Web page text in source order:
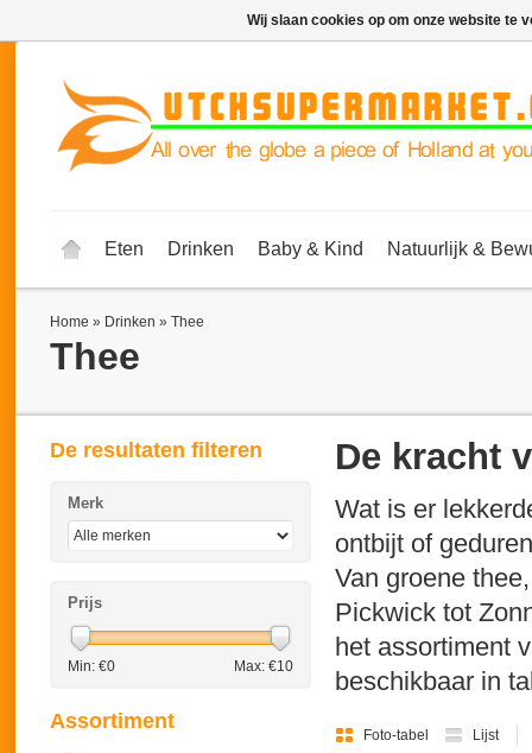
Eten Drinken Baby & Kind Natuurlijk &
Home » Drinken » Thee
Thee
De kracht
Wat is er
ontbijt of
Van groene
Pickwick tot
het assortiment
beschikbaar in
Foto-tabel Lijst
De resultaten filteren
Merk
Prijs
Min: €0 Max: €10
Assortiment
Wij slaan cookies op om onze website te